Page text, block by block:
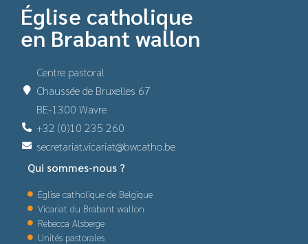
Église catholique
en Brabant wallon
Centre pastoral
Chaussée de Bruxelles 67
BE-1300 Wavre
+32 (0)10 235 260
secretariat.vicariat@bwcatho.be
Qui sommes-nous ?
Église catholique de Belgique
Vicariat du Brabant wallon
Rebecca Alsberge
Unités pastorales